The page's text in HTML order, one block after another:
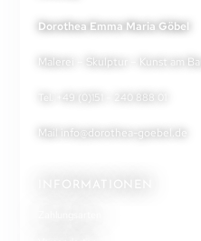
Dorothea Emma Maria Göbel
Malerei – Skulptur – Kunst am Bau
Tel. +49 (0)151 – 240 888 01
Mail info@dorothea-goebel.de